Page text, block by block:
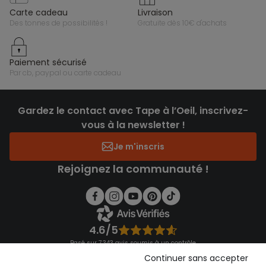
carte cadeau
des tonnes de possibilités !
livraison
gratuite dès 10€ d'achats
paiement sécurisé
par cb, paypal ou carte cadeau
Gardez le contact avec Tape à l’Oeil, inscrivez-
vous à la newsletter !
Je m'inscris
Rejoignez la communauté !
4.6/5
Basé sur 7 343 avis soumis à un contrôle
Consulter les CGUContinuer sans accepter